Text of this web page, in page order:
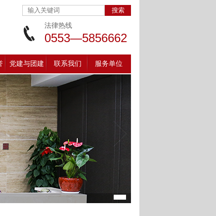
法律热线
0553—5856662
党建与团建 联系我们 服务单位